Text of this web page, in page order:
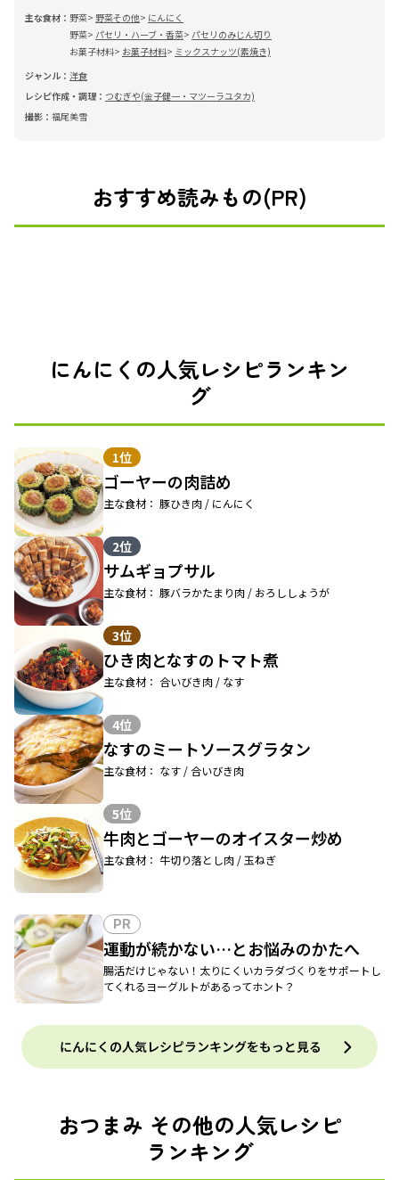
主な食材： 野菜 野菜その他
にんにく
野菜 パセリ・ハーブ・香菜 パセリのみじん切り
お菓子材料
お菓子材料
ミックスナッツ(素焼き)
ジャンル： 洋食
レシピ作成・調理： つむぎや(金子健一・マツーラユタカ)
撮影： 福尾美雪
おすすめ読みもの(PR)
にんにくの人気レシピランキン
グ
1位
ゴーヤーの肉詰め
主な食材： 豚ひき肉 / にんにく
2位
サムギョプサル
主な食材： 豚バラかたまり肉 / おろししょうが
3位
ひき肉となすのトマト煮
主な食材： 合いびき肉 / なす
4位
なすのミートソースグラタン
主な食材： なす / 合いびき肉
5位
牛肉とゴーヤーのオイスター炒め
主な食材： 牛切り落とし肉 / 玉ねぎ
PR
運動が続かない…とお悩みのかたへ
腸活だけじゃない！太りにくいカラダづくりをサポートし
てくれるヨーグルトがあるってホント？
にんにくの人気レシピランキングをもっと見る
おつまみ その他の人気レシピ
ランキング